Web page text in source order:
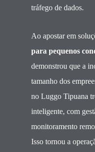
tráfego de dados.
Ao apostar em
para pequenos
demonstrou que a
tamanho dos
no Luggo Tipuana
inteligente, com
monitoramento
Isso tornou a